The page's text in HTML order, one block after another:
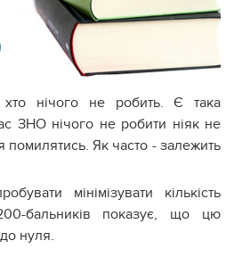
нічого не робить. Є така
ЗНО нічого не робити ніяк не
помилятись. Як часто - залежить
мінімізувати кількість
бальників показує, що цю
нуля.